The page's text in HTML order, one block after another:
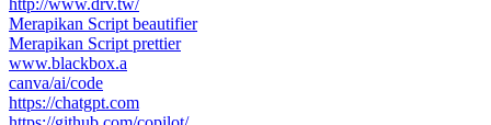
Merapikan Script beautifier
Merapikan Script prettier
www.blackbox.a
canva/ai/code
https://chatgpt.com